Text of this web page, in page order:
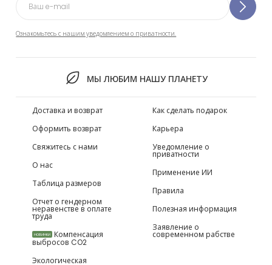
Ознакомьтесь с нашим уведомлением о приватности.
МЫ ЛЮБИМ НАШУ ПЛАНЕТУ
Доставка и возврат
Оформить возврат
Свяжитесь с нами
О нас
Таблица размеров
Отчет о гендерном
неравенстве в оплате
труда
НОВИНКИ Компенсация
выбросов CO2
Экологическая
Как сделать подарок
Карьера
Уведомление о
приватности
Применение ИИ
Правила
Полезная информация
Заявление о
современном рабстве